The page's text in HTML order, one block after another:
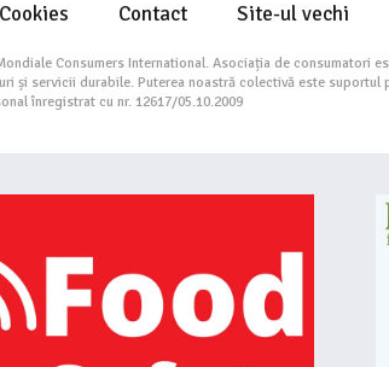
Cookies Contact Site-ul vechi
Consumers International. Asociația de consumatori
și servicii durabile. Puterea noastră colectivă este
înregistrat cu nr. 12617/05.10.2009